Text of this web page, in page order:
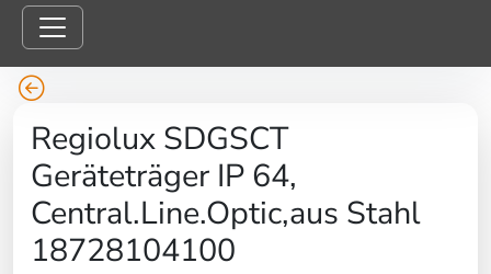
Regiolux SDGSCT
Geräteträger IP 64,
Central.Line.Optic,aus Stahl
18728104100